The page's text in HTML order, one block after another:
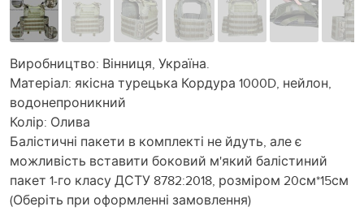
Виробництво: Вінниця, Україна.
Матеріал: якісна турецька Кордура 1000D, нейлон,
водонепроникний
Колір: Олива
Балістичні пакети в комплекті не йдуть, але є
можливість вставити боковий м'який балістиний
пакет 1-го класу ДСТУ 8782:2018, розміром 20см*15см
(Оберіть при оформленні замовлення)